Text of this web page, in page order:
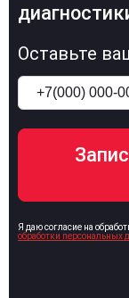
Оставьте
Я даю согласие на
обработки персональных